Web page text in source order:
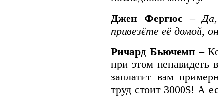
Джен Фергюс–
привезёте её домой,
Ричард Бьючемп–
при этом ненавидеть
заплатит вам
труд стоит 3000$! А